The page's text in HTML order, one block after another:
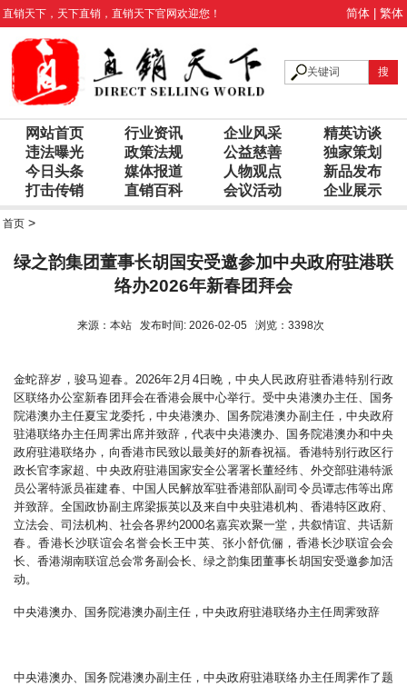
直销天下 ， 天下直销 ， 直销天下官网欢迎您！ 简体 繁体
网站首页 行业资讯 企业风采
精英访谈
违法曝光
政策法规 公益慈善
独家策划
今日头条
媒体报道 人物观点
新品发布
打击传销
直销百科 会议活动 企业展示
首页 >
绿之韵集团董事长胡国安受邀参加中央政府驻港联
络办2026年新春团拜会
来源：本站 发布时间: 2026-02-05 浏览：3398次
金蛇辞岁，骏马迎春。2026年2月4日晚，中央人民政府驻香港特别行政
区联络办公室新春团拜会在香港会展中心举行。受中央港澳办主任、国务
院港澳办主任夏宝龙委托，中央港澳办、国务院港澳办副主任，中央政府
驻港联络办主任周霁出席并致辞，代表中央港澳办、国务院港澳办和中央
政府驻港联络办，向香港市民致以最美好的新春祝福。香港特别行政区行
政长官李家超、中央政府驻港国家安全公署署长董经纬、外交部驻港特派
员公署特派员崔建春、中国人民解放军驻香港部队副司令员谭志伟等出席
并致辞。全国政协副主席梁振英以及来自中央驻港机构、香港特区政府、
立法会、司法机构、社会各界约2000名嘉宾欢聚一堂，共叙情谊、共话新
春。香港长沙联谊会名誉会长王中英、张小舒伉俪，香港长沙联谊会会
长、香港湖南联谊总会常务副会长、绿之韵集团董事长胡国安受邀参加活
动。
中央港澳办、国务院港澳办副主任，中央政府驻港联络办主任周霁致辞
中央港澳办、国务院港澳办副主任，中央政府驻港联络办主任周霁作了题